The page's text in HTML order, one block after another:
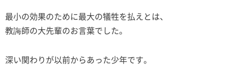
最小の効果のために最大の犠牲を払えとは、
教誨師の大先輩のお言葉でした。
深い関わりが以前からあった少年です。